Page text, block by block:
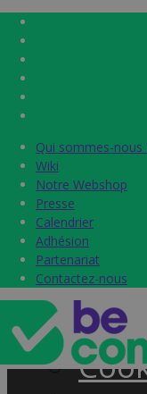
Qui sommes-nous
Wiki
Notre Webshop
Presse
Calendrier
Adhésion
Partenariat
Contactez-nous
Qui sommes-nous
Wiki
Notre Webshop
Presse
Calendrier
Adhésion
Partenariat
Contactez-nous
Home
Label